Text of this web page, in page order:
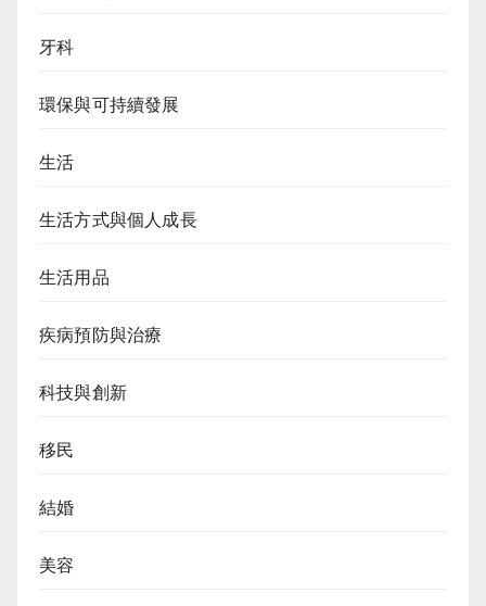
牙科
環保與可持續發展
生活
生活方式與個人成長
生活用品
疾病預防與治療
科技與創新
移民
結婚
美容